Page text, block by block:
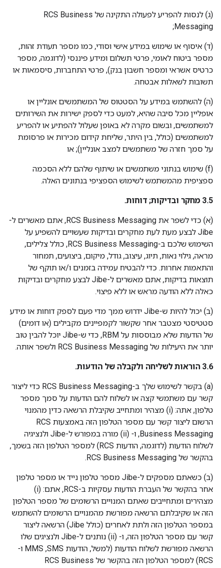
‫(ג) לנסות להפריע לפעולה התקינה של RCS Business
Messaging;
(ד) איסוף או שימוש במידע אישי וסודי, כמו מספר תעודת זהות,
מספר ביטוח לאומי, פרטי תשלום ומידע פיננסי (לדוגמה, מספר
כרטיס אשראי ומספר חשבון בנק), פרטי התחברות, סיסמאות או
תשובות לשאלות אבטחה.
‫(ה) להשתמש במידע על הסטטוס של המשתמשים אונליין או
אופליין מכל סיבה שהיא, למעט כדי לספק ישירות את השירותים
למשתמשים, ובשום מקרה לא באופן שעלול להפתיע או להפריע
למשתמשים (כולל, בין היתר, שליחת קידום מכירות או פרסומת
על סמך חזרה של משתמשים למצב אונליין); או
‫(f) שימוש בנתוני משתמשים או שיתוף שלהם ללא הסכמה
ספציפית מהמשתמש לשימוש הספציפי בנתונים האלה.
‫3.5 מחקר ובדיקות; דוחות.
‫(א) כדי לשפר את RCS Business Messaging, אתם מאשרים ל-
Jibe לבצע מעת לעת מחקרים ובדיקות שעשויים להשפיע על
השימוש שלכם ב-RCS Business Messaging, כולל צלילים,
מראה, גילוי נאות, תיוג, עיצוב, גודל, מיקום, ביצועים, תמחור
והתאמות אחרות. כדי להבטיח עמידה בזמנים ו/או תוקף של
תוצאות בדיקות, אתם מאשרים ל-Jibe לבצע מחקרים ובדיקות
כאלה ללא הודעה מראש או ללא פיצוי.
‫(ב) יכול להיות ש-Jibe ידרוש ממך מדי פעם לספק דוחות או מידע
סטטיסטי מצטבר אחר שקשור לקמפיינים מקבילים (או דומים)
של הודעות שלא מבוססות על RBM, כדי ש-Jibe יוכל להבין טוב
יותר את היעילות של RCS Business Messaging ולשפר אותה.
3.6 הוראות לשליחה ולקבלה של הודעות.
‫(a) בקשר לשימוש שלך ב-RCS Business Messaging כדי ליצור
קשר עם משתמשי קצה או לשלוח להם הודעות על סמך מספר
טלפון, אתה: (i) מצהיר ומתחייב שקיבלת הרשאה כדין מהמנוי
הרשום ליצור קשר עם מספר הטלפון הזה באמצעות RCS
Business Messaging, ו- (ii) מורה במפורש ל-Jibe ולנציגיה
לשלוח הודעות (לדוגמה, הודעות RCS) למספר הטלפון הזה בשמך,
בהקשר של RCS Business Messaging.
‫(ב) כשאתם מספקים ל-Jibe מספר טלפון נייד או מספר טלפון
אחר בהקשר של העברת הודעות עסקיות ב-RCS, אתם: (i)
מצהירים ומתחייבים שאתם המנויים הרשומים של מספר הטלפון
הזה או שקיבלתם הרשאה מפורשת מהמנויים הרשומים להשתמש
במספר הטלפון הזה ולתת לאחרים (כולל Jibe) הרשאה ליצור
קשר עם מספר הטלפון הזה, ו- (ii) נותנים ל-Jibe ולנציגים שלו
הרשאה מפורשת לשלוח הודעות (למשל, הודעות SMS,‏ MMS ו-
RCS) למספר הטלפון הזה בהקשר של RCS Business